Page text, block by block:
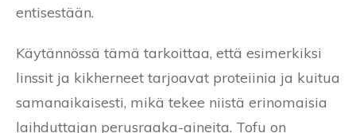
entisestään.
Käytännössä tämä tarkoittaa, että esimerkiksi
linssit ja kikherneet tarjoavat proteiinia ja kuitua
samanaikaisesti, mikä tekee niistä erinomaisia
laihduttajan perusraaka-aineita. Tofu on